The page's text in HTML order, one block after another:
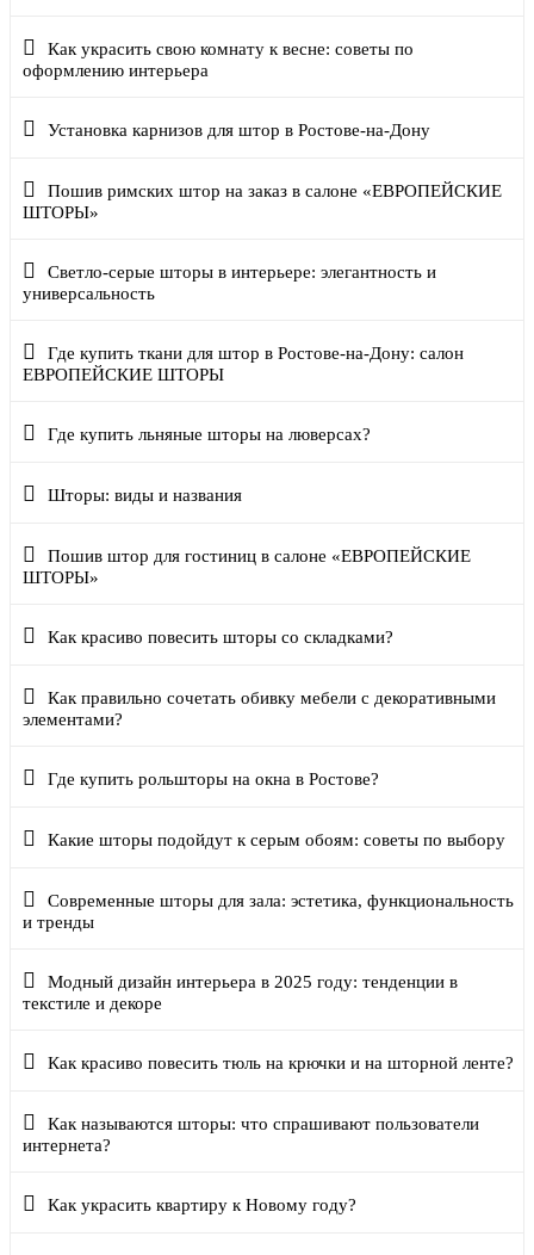
Как украсить свою комнату к весне: советы по
оформлению интерьера
Установка карнизов для штор в Ростове-на-Дону
Пошив римских штор на заказ в салоне «ЕВРОПЕЙСКИЕ
ШТОРЫ»
Светло-серые шторы в интерьере: элегантность и
универсальность
Где купить ткани для штор в Ростове-на-Дону: салон
ЕВРОПЕЙСКИЕ ШТОРЫ
Где купить льняные шторы на люверсах?
Шторы: виды и названия
Пошив штор для гостиниц в салоне «ЕВРОПЕЙСКИЕ
ШТОРЫ»
Как красиво повесить шторы со складками?
Как правильно сочетать обивку мебели с декоративными
элементами?
Где купить рольшторы на окна в Ростове?
Какие шторы подойдут к серым обоям: советы по выбору
Современные шторы для зала: эстетика, функциональность
и тренды
Модный дизайн интерьера в 2025 году: тенденции в
текстиле и декоре
Как красиво повесить тюль на крючки и на шторной ленте?
Как называются шторы: что спрашивают пользователи
интернета?
Как украсить квартиру к Новому году?